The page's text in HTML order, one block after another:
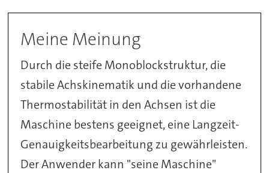
Meine Meinung
Durch die steife Monoblockstruktur, die
stabile Achskinematik und die vorhandene
Thermostabilität in den Achsen ist die
Maschine bestens geeignet, eine Langzeit-
Genauigkeitsbearbeitung zu gewährleisten.
Der Anwender kann "seine Maschine"